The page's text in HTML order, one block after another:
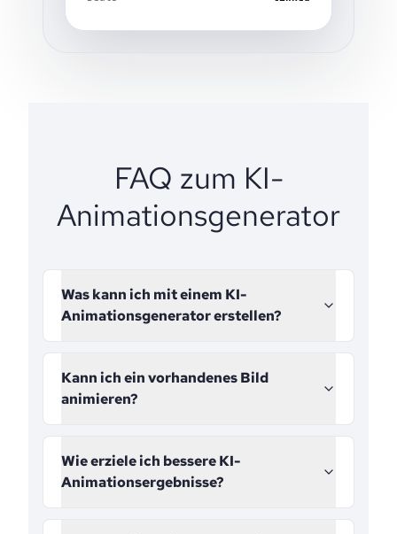
FAQ zum KI-
Animationsgenerator
Was kann ich mit einem KI-
Animationsgenerator erstellen?
Kann ich ein vorhandenes Bild
animieren?
Wie erziele ich bessere KI-
Animationsergebnisse?